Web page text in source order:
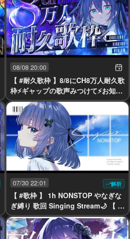
08/08 20:00
【 #耐久歌枠 】8/8にCH8万人耐久歌
枠⚡ギャップの歌声みつけて⚡お知ら
せあり 歌回 【 yayamugi 】 #karao
ke #vtuber
07/30 22:01 解析
【 #歌枠 】 1h NONSTOP やなぎな
ぎ縛り 歌回 Singing Stream🌙 【 y
ayamugi 】 #karaoke #vtuber